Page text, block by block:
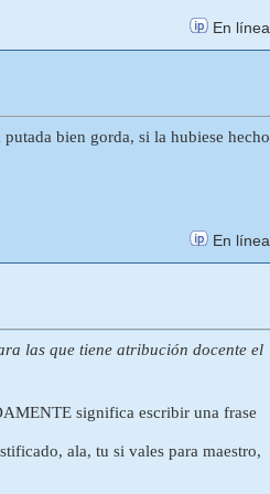
En línea
bien gorda, si la hubiese hecho
En línea
las que tiene atribución docente el
significa escribir una frase
ala, tu si vales para maestro,